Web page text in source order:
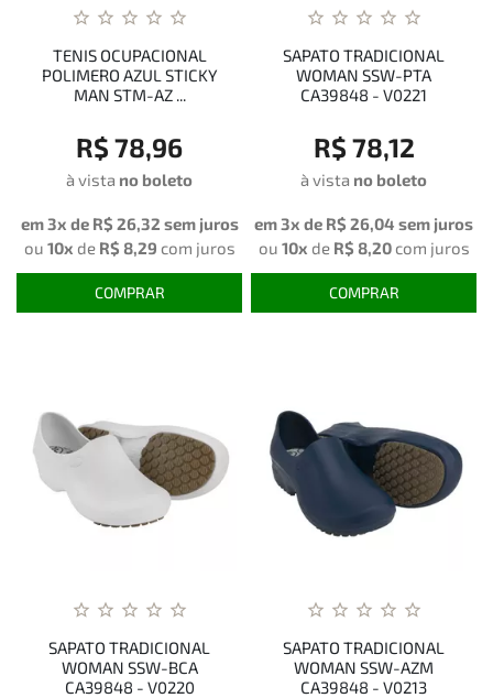
TENIS OCUPACIONAL
POLIMERO AZUL STICKY
MAN STM-AZ ...
R$ 78,96
à vista no boleto
em 3x de R$ 26,32 sem juros
ou 10x de R$ 8,29 com juros
COMPRAR
SAPATO TRADICIONAL
WOMAN SSW-PTA
CA39848 - V0221
R$ 78,12
à vista no boleto
em 3x de R$ 26,04 sem juros
ou 10x de R$ 8,20 com juros
COMPRAR
SAPATO TRADICIONAL
WOMAN SSW-BCA
CA39848 - V0220
SAPATO TRADICIONAL
WOMAN SSW-AZM
CA39848 - V0213